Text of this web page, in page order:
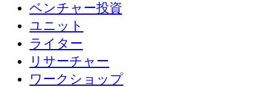
ベンチャー投資
ユニット
ライター
リサーチャー
ワークショップ